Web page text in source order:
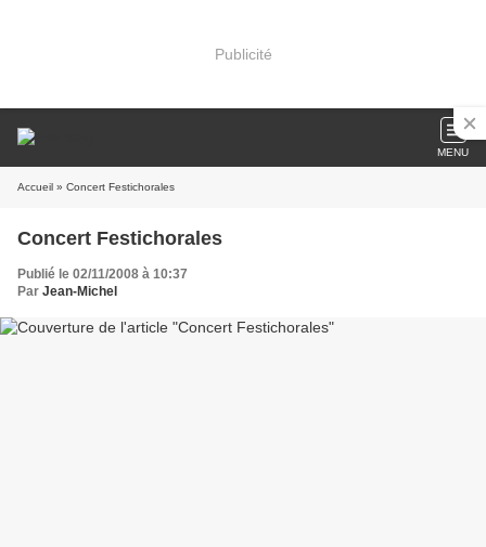
Publicité
MENU
Accueil » Concert Festichorales
Concert Festichorales
Publié le 02/11/2008 à 10:37
Par Jean-Michel